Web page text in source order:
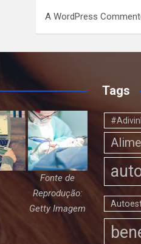
A WordPress
Fonte de
Reprodução:
Getty Imagem
Tags